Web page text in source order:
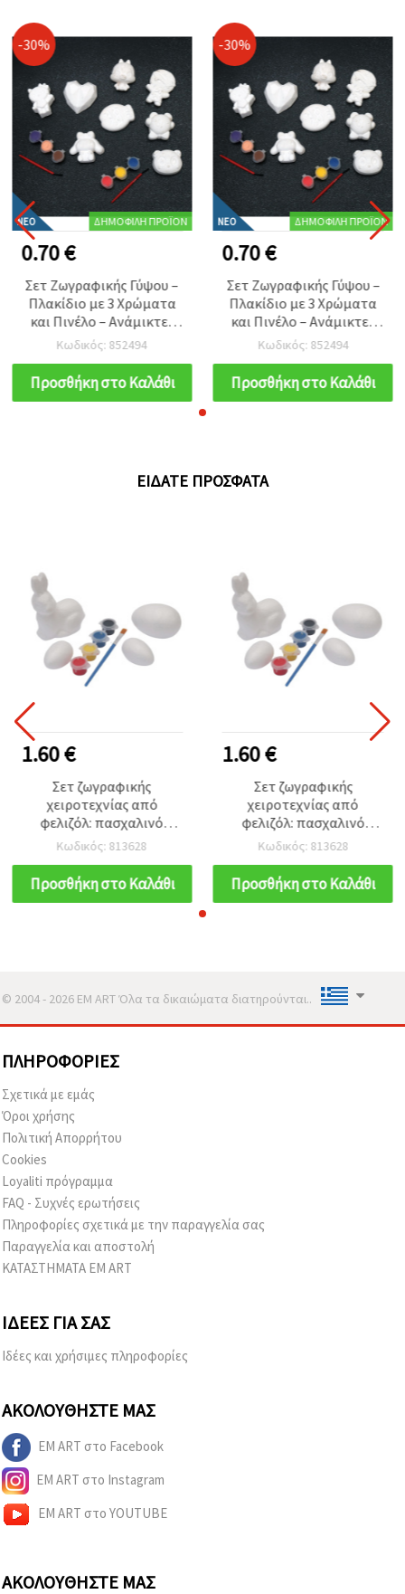
-30%
ΝΈΟ ΔΗΜΟΦΙΛΉ ΠΡΟΪΌΝ
0.70 €
Σετ Ζωγραφικής Γύψου –
Πλακίδιο με 3 Χρώματα
και Πινέλο – Ανάμικτες
Φιγούρες για Παιδικές
Χειροτεχνίες &
Δημιουργική
Απασχόληση
Κωδικός: 852494
Προσθήκη στο Καλάθι
-30%
ΝΈΟ ΔΗΜΟΦΙΛΉ ΠΡΟΪΌΝ
0.70 €
Σετ Ζωγραφικής Γύψου –
Πλακίδιο με 3 Χρώματα
και Πινέλο – Ανάμικτες
Φιγούρες για Παιδικές
Χειροτεχνίες &
Δημιουργική
Απασχόληση
Κωδικός: 852494
Προσθήκη στο Καλάθι
ΕΊΔΑΤΕ ΠΡΌΣΦΑΤΑ
1.60 €
Σετ ζωγραφικής
χειροτεχνίας από
φελιζόλ: πασχαλινό
κουνελάκι 100 mm και
αυγά 68x47 mm & 47x30
mm, με χρώματα και
πινέλο – 5 τεμ.
Κωδικός: 813628
Προσθήκη στο Καλάθι
1.60 €
Σετ ζωγραφικής
χειροτεχνίας από
φελιζόλ: πασχαλινό
κουνελάκι 100 mm και
αυγά 68x47 mm & 47x30
mm, με χρώματα και
πινέλο – 5 τεμ.
Κωδικός: 813628
Προσθήκη στο Καλάθι
© 2004 - 2026 EM ART Όλα τα δικαιώματα διατηρούνται..
ΠΛΗΡΟΦΟΡΊΕΣ
Σχετικά με εμάς
Όροι χρήσης
Πολιτική Απορρήτου
Cookies
Loyaliti πρόγραμμα
FAQ - Συχνές ερωτήσεις
Πληροφορίες σχετικά με την παραγγελία σας
Παραγγελία και αποστολή
ΚΑΤΑΣΤΗΜΑΤΑ EM ART
ΙΔΈΕΣ ΓΙΑ ΣΑΣ
Ιδέες και χρήσιμες πληροφορίες
ΑΚΟΛΟΥΘΉΣΤΕ ΜΑΣ
EM ART στο Facebook
EM ART στο Instagram
EM ART στο YOUTUBE
ΑΚΟΛΟΥΘΉΣΤΕ ΜΑΣ